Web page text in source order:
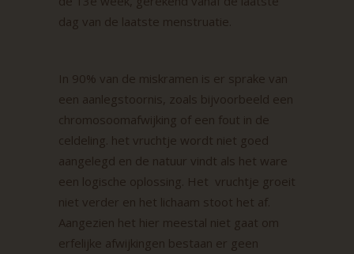
dag van de laatste menstruatie.
In 90% van de miskramen is er sprake van
een aanlegstoornis, zoals bijvoorbeeld een
chromosoomafwijking of een fout in de
celdeling. het vruchtje wordt niet goed
aangelegd en de natuur vindt als het ware
een logische oplossing. Het vruchtje groeit
niet verder en het lichaam stoot het af.
Aangezien het hier meestal niet gaat om
erfelijke afwijkingen bestaan er geen